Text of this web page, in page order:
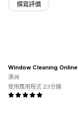
撰寫評價
Window Cleaning Online
澳洲
使用應用程式 23分鐘